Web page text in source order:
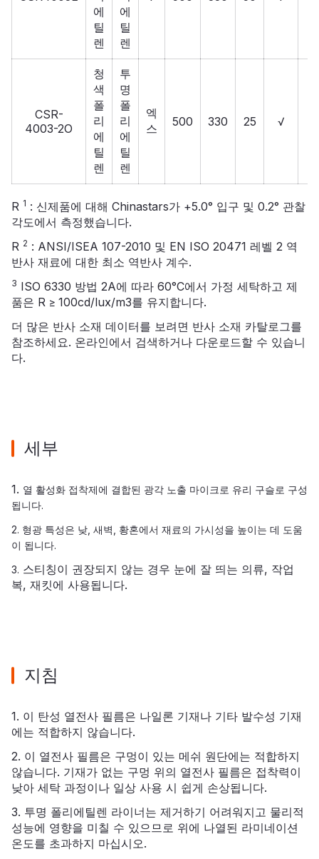
에
틸
렌
에
틸
렌
CSR-
4003-2O
청
색
폴
리
에
틸
렌
투
명
폴
리
에
틸
렌
엑
스
500 330 25 √
R 1 : 신제품에 대해 Chinastars가 +5.0° 입구 및 0.2° 관찰
각도에서 측정했습니다.
R 2 : ANSI/ISEA 107-2010 및 EN ISO 20471 레벨 2 역
반사 재료에 대한 최소 역반사 계수.
3 ISO 6330 방법 2A에 따라 60°C에서 가정 세탁하고 제
품은 R ≥ 100cd/lux/m3를 유지합니다.
더 많은 반사 소재 데이터를 보려면 반사 소재 카탈로그를
참조하세요. 온라인에서 검색하거나 다운로드할 수 있습니
다.
세부
1. 열 활성화 접착제에 결합된 광각 노출 마이크로 유리 구슬로 구성
됩니다.
2. 형광 특성은 낮, 새벽, 황혼에서 재료의 가시성을 높이는 데 도움
이 됩니다.
3. 스티칭이 권장되지 않는 경우 눈에 잘 띄는 의류, 작업
복, 재킷에 사용됩니다.
지침
1. 이 탄성 열전사 필름은 나일론 기재나 기타 발수성 기재
에는 적합하지 않습니다.
2. 이 열전사 필름은 구멍이 있는 메쉬 원단에는 적합하지
않습니다. 기재가 없는 구멍 위의 열전사 필름은 접착력이
낮아 세탁 과정이나 일상 사용 시 쉽게 손상됩니다.
3. 투명 폴리에틸렌 라이너는 제거하기 어려워지고 물리적
성능에 영향을 미칠 수 있으므로 위에 나열된 라미네이션
온도를 초과하지 마십시오.